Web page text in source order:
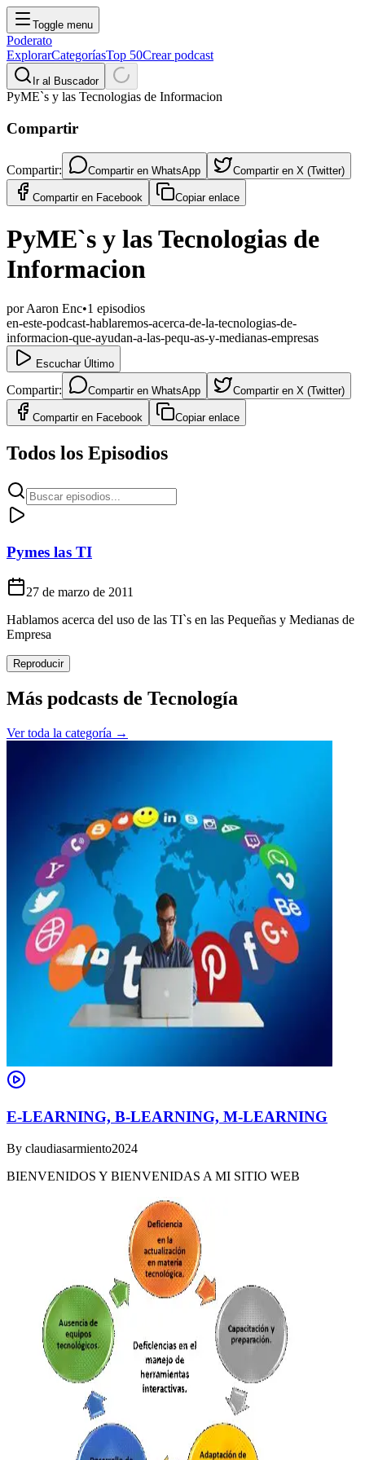
Toggle menu
Poderato
ExplorarCategoríasTop 50Crear podcast
Ir al Buscador
PyME`s y las Tecnologias de Informacion
Compartir
Compartir: Compartir en WhatsApp Compartir en X (Twitter)
Compartir en Facebook Copiar enlace
PyME`s y las Tecnologias de
Informacion
porAaron Enc•1 episodios
en-este-podcast-hablaremos-acerca-de-la-tecnologias-de-
informacion-que-ayudan-a-las-pequ-as-y-medianas-empresas
Escuchar Último
Compartir: Compartir en WhatsApp Compartir en X (Twitter)
Compartir en Facebook Copiar enlace
Todos los Episodios
Pymes las TI
27 de marzo de 2011
Hablamos acerca del uso de las TI`s en las Pequeñas y Medianas de
Empresa
Reproducir
Más podcasts de Tecnología
Ver toda la categoría →
E-LEARNING, B-LEARNING, M-LEARNING
By claudiasarmiento2024
BIENVENIDOS Y BIENVENIDAS A MI SITIO WEB